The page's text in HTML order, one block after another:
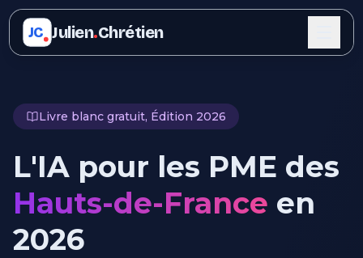
JC Julien.Chrétien
Livre blanc gratuit, Édition 2026
L'IA pour les PME des
Hauts-de-France en
2026